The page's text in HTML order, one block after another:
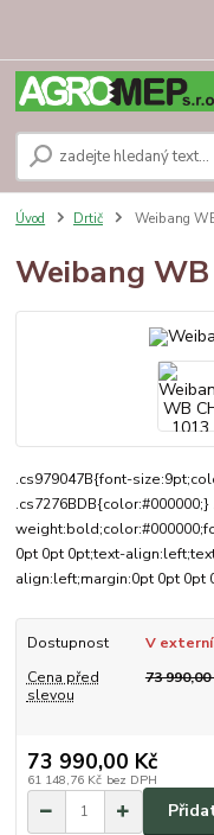
Úvod Drtič Weibang
Weibang
.cs979047B{font-
0pt 0pt 0pt;text-
align:left;margin:0pt 0pt 0pt
Dostupnost
V
Cena před
slevou
73 990,00
73 990,00 Kč
61 148,76 Kč bez DPH